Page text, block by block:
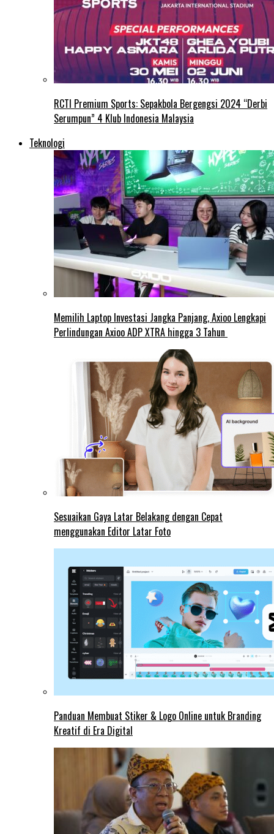
RCTI Premium Sports: Sepakbola Bergengsi 2024 “Derbi
Serumpun” 4 Klub Indonesia Malaysia
Teknologi
Memilih Laptop Investasi Jangka Panjang, Axioo Lengkapi
Perlindungan Axioo ADP XTRA hingga 3 Tahun
Sesuaikan Gaya Latar Belakang dengan Cepat
menggunakan Editor Latar Foto
Panduan Membuat Stiker & Logo Online untuk Branding
Kreatif di Era Digital